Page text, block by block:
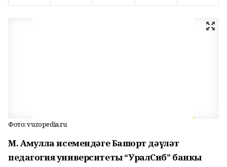
Фото: vuzopedia.ru
М. Аҡмулла исемендәге Башҡорт дәүләт
педагогия университеты “УралСиб” банкы